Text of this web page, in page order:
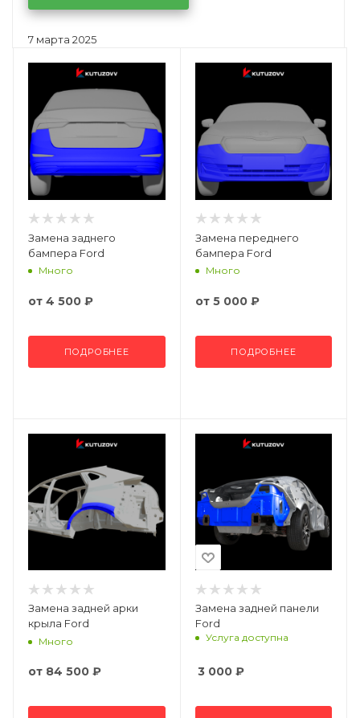
7 марта 2025
Замена заднего
бампера Ford
Много
от 4 500 ₽
ПОДРОБНЕЕ
Замена переднего
бампера Ford
Много
от 5 000 ₽
ПОДРОБНЕЕ
Замена задней арки
крыла Ford
Много
от 84 500 ₽
Замена задней панели
Ford
Услуга доступна
3 000₽